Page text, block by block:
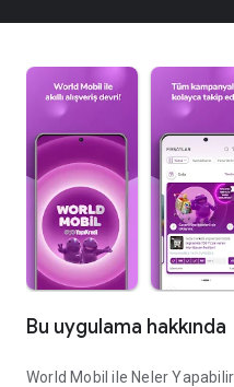
Bu uygulama hakkında
World Mobil ile Neler